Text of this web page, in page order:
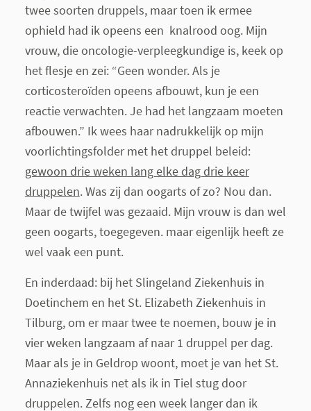
twee soorten druppels, maar toen ik ermee
ophield had ik opeens een knalrood oog. Mijn
vrouw, die oncologie-verpleegkundige is, keek op
het flesje en zei: “Geen wonder. Als je
corticosteroïden opeens afbouwt, kun je een
reactie verwachten. Je had het langzaam moeten
afbouwen.” Ik wees haar nadrukkelijk op mijn
voorlichtingsfolder met het druppel beleid:
gewoon drie weken lang elke dag drie keer
druppelen. Was zij dan oogarts of zo? Nou dan.
Maar de twijfel was gezaaid. Mijn vrouw is dan wel
geen oogarts, toegegeven. maar eigenlijk heeft ze
wel vaak een punt.
En inderdaad: bij het Slingeland Ziekenhuis in
Doetinchem en het St. Elizabeth Ziekenhuis in
Tilburg, om er maar twee te noemen, bouw je in
vier weken langzaam af naar 1 druppel per dag.
Maar als je in Geldrop woont, moet je van het St.
Annaziekenhuis net als ik in Tiel stug door
druppelen. Zelfs nog een week langer dan ik